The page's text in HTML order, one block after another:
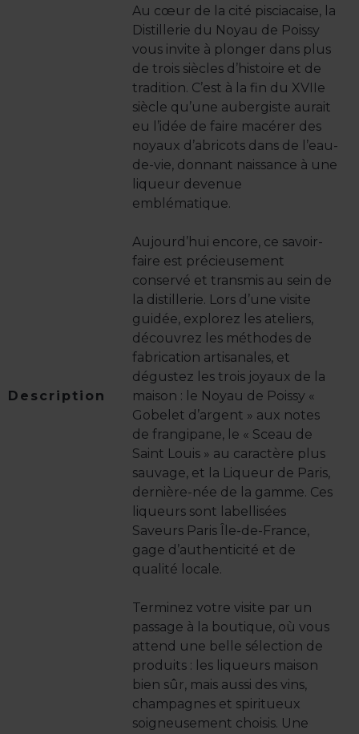
Description
Au cœur de la cité pisciacaise, la
Distillerie du Noyau de Poissy
vous invite à plonger dans plus
de trois siècles d’histoire et de
tradition. C’est à la fin du XVIIe
siècle qu’une aubergiste aurait
eu l’idée de faire macérer des
noyaux d’abricots dans de l’eau-
de-vie, donnant naissance à une
liqueur devenue
emblématique.
Aujourd’hui encore, ce savoir-
faire est précieusement
conservé et transmis au sein de
la distillerie. Lors d’une visite
guidée, explorez les ateliers,
découvrez les méthodes de
fabrication artisanales, et
dégustez les trois joyaux de la
maison : le Noyau de Poissy «
Gobelet d’argent » aux notes
de frangipane, le « Sceau de
Saint Louis » au caractère plus
sauvage, et la Liqueur de Paris,
dernière-née de la gamme. Ces
liqueurs sont labellisées
Saveurs Paris Île-de-France,
gage d’authenticité et de
qualité locale.
Terminez votre visite par un
passage à la boutique, où vous
attend une belle sélection de
produits : les liqueurs maison
bien sûr, mais aussi des vins,
champagnes et spiritueux
soigneusement choisis. Une